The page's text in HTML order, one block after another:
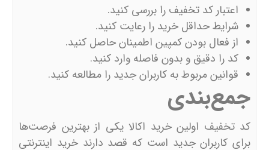
اعتبار کد تخفیف را بررسی کنید.
شرایط حداقل خرید را رعایت کنید.
از فعال بودن کمپین اطمینان حاصل کنید.
کد را دقیق و بدون فاصله وارد کنید.
قوانین مربوط به کاربران جدید را مطالعه کنید.
جمع‌بندی
کد تخفیف اولین خرید اکالا یکی از بهترین فرصت‌ها
برای کاربران جدید است که قصد دارند خرید اینترنتی